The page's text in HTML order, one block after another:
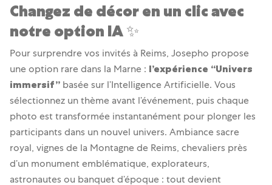
Changez de décor en un clic avec
notre option IA ✨
Pour surprendre vos invités à Reims, Josepho propose
une option rare dans la Marne : l’expérience “Univers
immersif” basée sur l’Intelligence Artificielle. Vous
sélectionnez un thème avant l’événement, puis chaque
photo est transformée instantanément pour plonger les
participants dans un nouvel univers. Ambiance sacre
royal, vignes de la Montagne de Reims, chevaliers près
d’un monument emblématique, explorateurs,
astronautes ou banquet d’époque : tout devient